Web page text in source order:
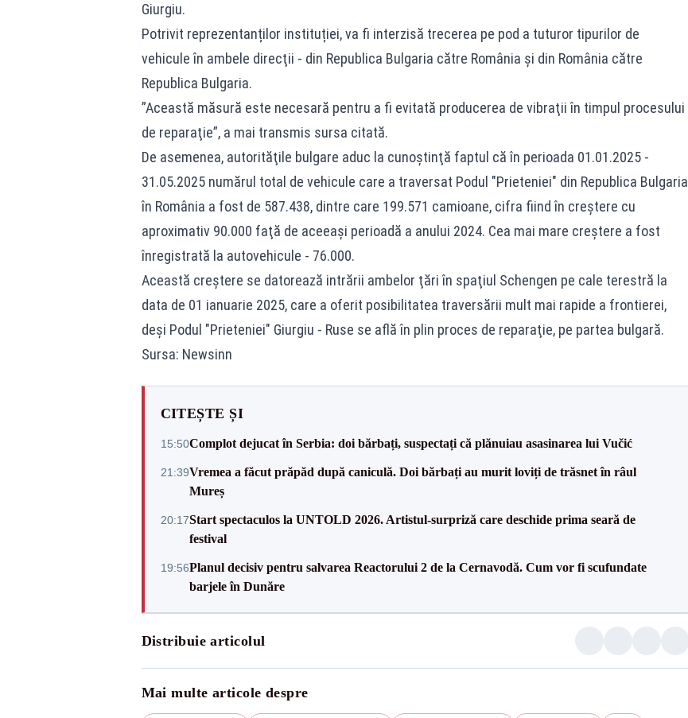
Giurgiu.
Potrivit reprezentanților instituției, va fi interzisă trecerea pe pod a tuturor tipurilor de
vehicule în ambele direcţii - din Republica Bulgaria către România şi din România către
Republica Bulgaria.
”Această măsură este necesară pentru a fi evitată producerea de vibraţii în timpul procesului
de reparaţie”, a mai transmis sursa citată.
De asemenea, autorităţile bulgare aduc la cunoştinţă faptul că în perioada 01.01.2025 -
31.05.2025 numărul total de vehicule care a traversat Podul "Prieteniei" din Republica Bulgaria
în România a fost de 587.438, dintre care 199.571 camioane, cifra fiind în creştere cu
aproximativ 90.000 faţă de aceeaşi perioadă a anului 2024. Cea mai mare creştere a fost
înregistrată la autovehicule - 76.000.
Această creştere se datorează intrării ambelor ţări în spaţiul Schengen pe cale terestră la
data de 01 ianuarie 2025, care a oferit posibilitatea traversării mult mai rapide a frontierei,
deşi Podul "Prieteniei" Giurgiu - Ruse se află în plin proces de reparaţie, pe partea bulgară.
Sursa: Newsinn
CITEȘTE ȘI
15:50Complot dejucat în Serbia: doi bărbați, suspectați că plănuiau asasinarea lui Vučić
21:39Vremea a făcut prăpăd după caniculă. Doi bărbați au murit loviți de trăsnet în râul
Mureș
20:17Start spectaculos la UNTOLD 2026. Artistul-surpriză care deschide prima seară de
festival
19:56Planul decisiv pentru salvarea Reactorului 2 de la Cernavodă. Cum vor fi scufundate
barjele în Dunăre
Distribuie articolul
Mai multe articole despre